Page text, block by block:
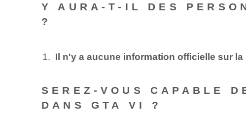
Y AURA-T-IL DES
?
Il n'y a aucune information officielle sur
SEREZ-VOUS CAPABLE
DANS GTA VI ?